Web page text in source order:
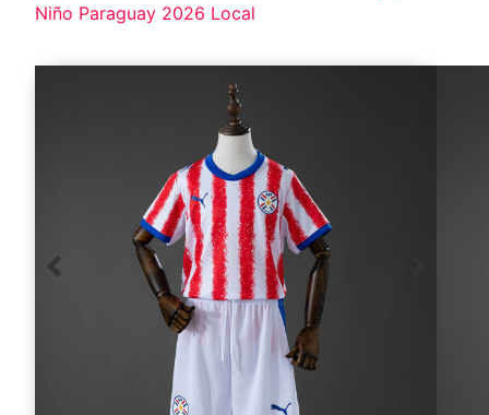
Niño Paraguay 2026 Local